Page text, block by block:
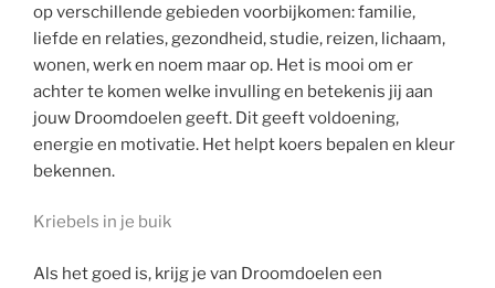
op verschillende gebieden voorbijkomen: familie,
liefde en relaties, gezondheid, studie, reizen, lichaam,
wonen, werk en noem maar op. Het is mooi om er
achter te komen welke invulling en betekenis jij aan
jouw Droomdoelen geeft. Dit geeft voldoening,
energie en motivatie. Het helpt koers bepalen en kleur
bekennen.
Kriebels in je buik
Als het goed is, krijg je van Droomdoelen een